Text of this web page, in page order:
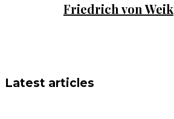
Friedrich von Weik
Latest articles